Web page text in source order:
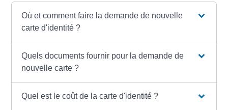
Où et comment faire la demande de nouvelle
carte d'identité ?
Quels documents fournir pour la demande de
nouvelle carte ?
Quel est le coût de la carte d'identité ?